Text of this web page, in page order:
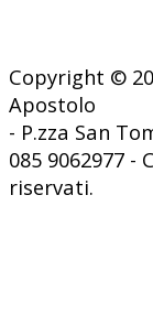
Copyright ©
Apostolo
- P.zza San
085 9062977 -
riservati.